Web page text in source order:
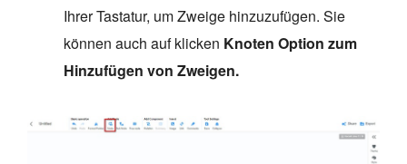
Ihrer Tastatur, um Zweige hinzuzufügen. Sie
können auch auf klicken Knoten Option zum
Hinzufügen von Zweigen.